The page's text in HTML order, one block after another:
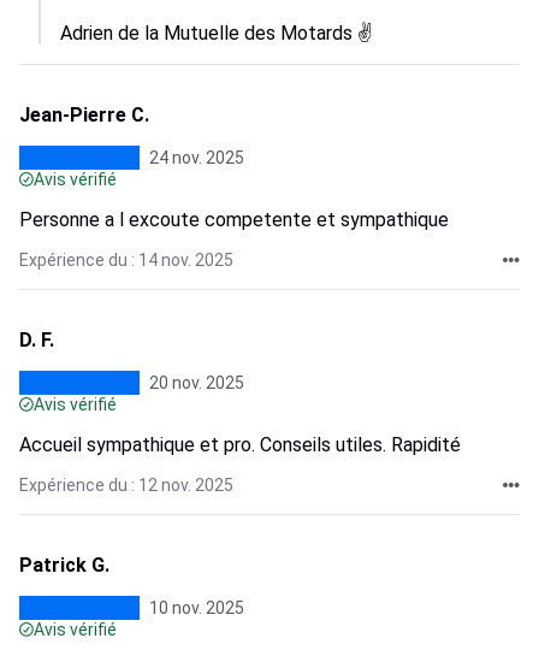
Adrien de la Mutuelle des Motards ✌️
Jean-Pierre C.
24 nov. 2025
Avis vérifié
Personne a l excoute competente et sympathique
Expérience du : 14 nov. 2025
D. F.
20 nov. 2025
Avis vérifié
Accueil sympathique et pro. Conseils utiles. Rapidité
Expérience du : 12 nov. 2025
Patrick G.
10 nov. 2025
Avis vérifié